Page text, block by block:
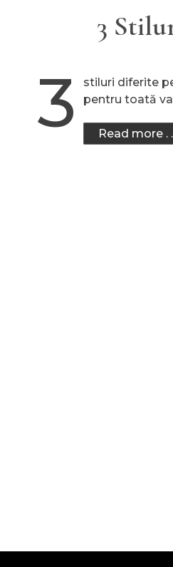
3
3
stiluri diferite
pentru toată
Read more . .